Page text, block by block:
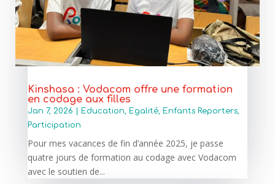
Kinshasa : Vodacom offre une formation
en codage aux filles
Jan 7, 2026 Education, Egalité, Enfants Reporters,
Participation
Pour mes vacances de fin d’année 2025, je passe
quatre jours de formation au codage avec Vodacom
avec le soutien de...